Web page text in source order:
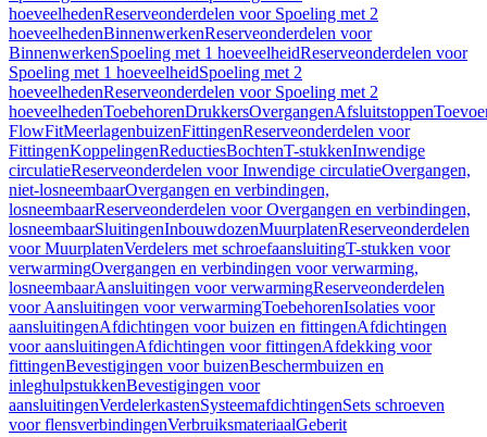
hoeveelhedenReserveonderdelen voor Spoeling met 2
hoeveelhedenBinnenwerkenReserveonderdelen voor
BinnenwerkenSpoeling met 1 hoeveelheidReserveonderdelen voor
Spoeling met 1 hoeveelheidSpoeling met 2
hoeveelhedenReserveonderdelen voor Spoeling met 2
hoeveelhedenToebehorenDrukkersOvergangenAfsluitstoppen
FlowFitMeerlagenbuizenFittingenReserveonderdelen voor
FittingenKoppelingenReductiesBochtenT-stukkenInwendige
circulatieReserveonderdelen voor Inwendige circulatieOvergangen,
niet-losneembaarOvergangen en verbindingen,
losneembaarReserveonderdelen voor Overgangen en verbindingen,
losneembaarSluitingenInbouwdozenMuurplatenReserveonderdelen
voor MuurplatenVerdelers met schroefaansluitingT-stukken voor
verwarmingOvergangen en verbindingen voor verwarming,
losneembaarAansluitingen voor verwarmingReserveonderdelen
voor Aansluitingen voor verwarmingToebehorenIsolaties voor
aansluitingenAfdichtingen voor buizen en fittingenAfdichtingen
voor aansluitingenAfdichtingen voor fittingenAfdekking voor
fittingenBevestigingen voor buizenBeschermbuizen en
inleghulpstukkenBevestigingen voor
aansluitingenVerdelerkastenSysteemafdichtingenSets schroeven
voor flensverbindingenVerbruiksmateriaalGeberit